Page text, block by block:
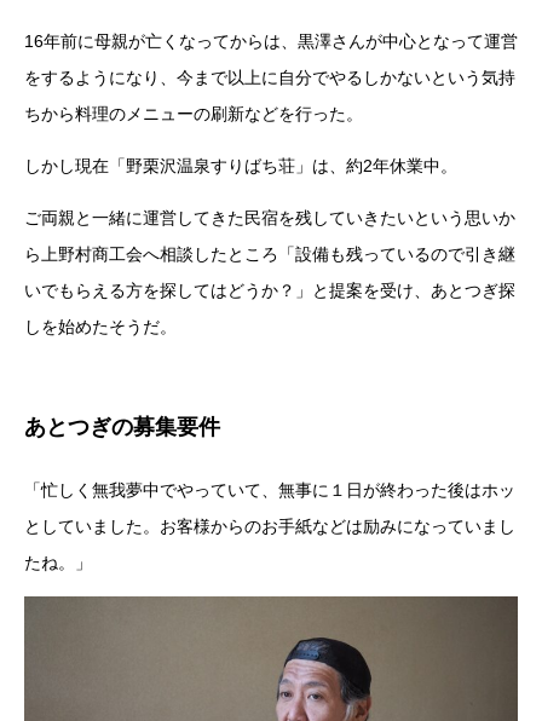
16年前に母親が亡くなってからは、黒澤さんが中心となって運営
をするようになり、今まで以上に自分でやるしかないという気持
ちから料理のメニューの刷新などを行った。
しかし現在「野栗沢温泉すりばち荘」は、約2年休業中。
ご両親と一緒に運営してきた民宿を残していきたいという思いか
ら上野村商工会へ相談したところ「設備も残っているので引き継
いでもらえる方を探してはどうか？」と提案を受け、あとつぎ探
しを始めたそうだ。
あとつぎの募集要件
「忙しく無我夢中でやっていて、無事に１日が終わった後はホッ
としていました。お客様からのお手紙などは励みになっていまし
たね。」